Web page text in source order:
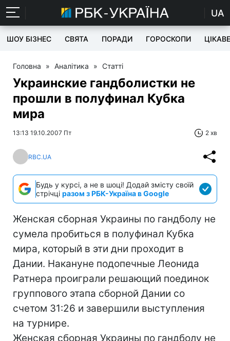
UA
ШОУ БІЗНЕС СВЯТА ПОРАДИ ГОРОСКОПИ ЦІКАВЕ
Головна » Аналітика » Статті
Украинские гандболистки не
прошли в полуфинал Кубка
мира
13:13 19.10.2007 Пт 2 хв
RBC.UA
Будь у курсі, а не в шоці! Додай змісту своїй
стрічці разом з РБК-Україна в Google
Женская сборная Украины по гандболу не
сумела пробиться в полуфинал Кубка
мира, который в эти дни проходит в
Дании. Накануне подопечные Леонида
Ратнера проиграли решающий поединок
группового этапа сборной Дании со
счетом 31:26 и завершили выступления
на турнире.
Женская сборная Украины по гандболу не